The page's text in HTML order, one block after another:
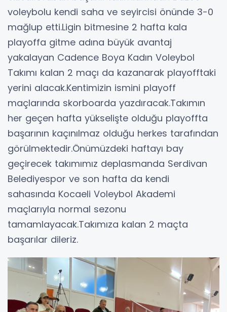
voleybolu kendi saha ve seyircisi önünde 3-0
mağlup etti.Ligin bitmesine 2 hafta kala
playoffa gitme adına büyük avantaj
yakalayan Cadence Boya Kadın Voleybol
Takımı kalan 2 maçı da kazanarak playofftaki
yerini alacak.Kentimizin ismini playoff
maçlarında skorboarda yazdıracak.Takımın
her geçen hafta yükselişte olduğu playoffta
başarının kaçınılmaz olduğu herkes tarafından
görülmektedir.Önümüzdeki haftayı bay
geçirecek takımımız deplasmanda Serdivan
Belediyespor ve son hafta da kendi
sahasında Kocaeli Voleybol Akademi
maçlarıyla normal sezonu
tamamlayacak.Takımıza kalan 2 maçta
başarılar dileriz.